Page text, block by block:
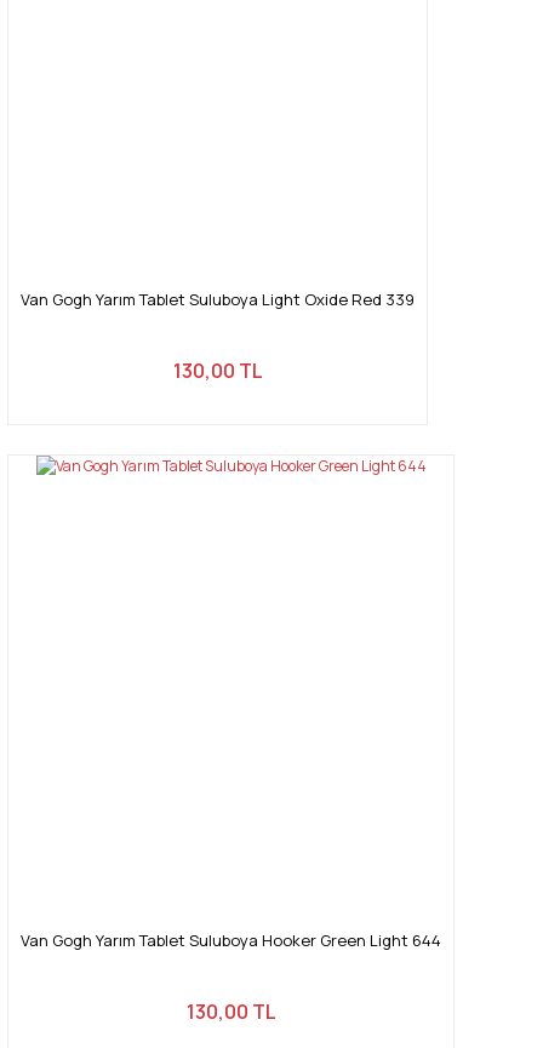
Van Gogh Yarım Tablet Suluboya Light Oxide Red 339
130,00 TL
Van Gogh Yarım Tablet Suluboya Hooker Green Light 644
130,00 TL